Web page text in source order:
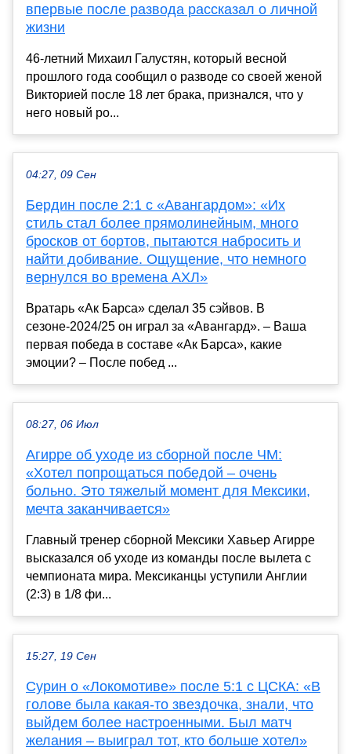
впервые после развода рассказал о личной
жизни
46-летний Михаил Галустян, который весной
прошлого года сообщил о разводе со своей женой
Викторией после 18 лет брака, признался, что у
него новый ро...
04:27, 09 Сен
Бердин после 2:1 с «Авангардом»: «Их
стиль стал более прямолинейным, много
бросков от бортов, пытаются набросить и
найти добивание. Ощущение, что немного
вернулся во времена АХЛ»
Вратарь «Ак Барса» сделал 35 сэйвов. В
сезоне-2024/25 он играл за «Авангард». – Ваша
первая победа в составе «Ак Барса», какие
эмоции? – После побед ...
08:27, 06 Июл
Агирре об уходе из сборной после ЧМ:
«Хотел попрощаться победой – очень
больно. Это тяжелый момент для Мексики,
мечта заканчивается»
Главный тренер сборной Мексики Хавьер Агирре
высказался об уходе из команды после вылета с
чемпионата мира. Мексиканцы уступили Англии
(2:3) в 1/8 фи...
15:27, 19 Сен
Сурин о «Локомотиве» после 5:1 с ЦСКА: «В
голове была какая-то звездочка, знали, что
выйдем более настроенными. Был матч
желания – выиграл тот, кто больше хотел»